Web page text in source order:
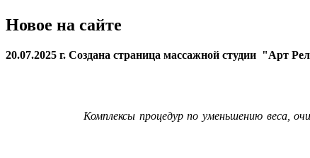
Новое на сайте
20.07.2025 г. Создана страница массажной студии "Арт
Комплексы процедур по уменьшению веса,